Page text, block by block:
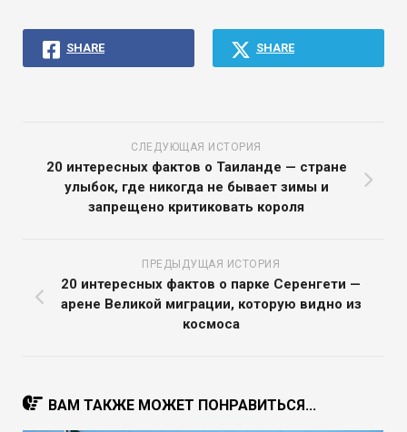
SHARE SHARE
СЛЕДУЮЩАЯ ИСТОРИЯ
20 интересных фактов о Таиланде — стране
улыбок, где никогда не бывает зимы и
запрещено критиковать короля
ПРЕДЫДУЩАЯ ИСТОРИЯ
20 интересных фактов о парке Серенгети —
арене Великой миграции, которую видно из
космоса
ВАМ ТАКЖЕ МОЖЕТ ПОНРАВИТЬСЯ...